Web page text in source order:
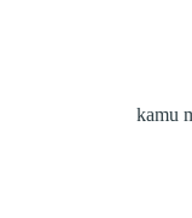
kamu